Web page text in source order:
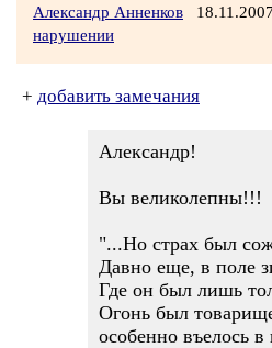
Александр Анненков
нарушении
+ добавить замечания
Александр!
Вы великолепны!!!
"...Но страх был
Давно еще, в поле
Где он был лишь
Огонь был
особенно въелось в